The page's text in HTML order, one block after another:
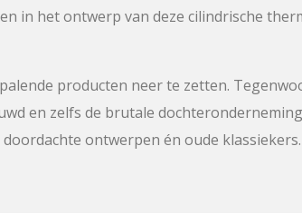
in het ontwerp van deze cilindrische
producten neer te zetten.
en zelfs de brutale
ontwerpen én oude klassiekers.